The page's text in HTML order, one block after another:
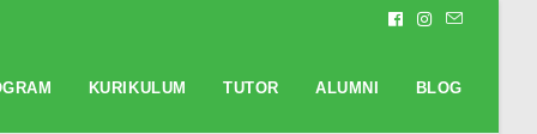
KURIKULUM TUTOR ALUMNI BLOG